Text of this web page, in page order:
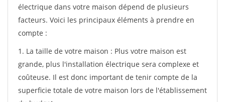
électrique dans votre maison dépend de plusieurs
facteurs. Voici les principaux éléments à prendre en
compte :
1. La taille de votre maison : Plus votre maison est
grande, plus l'installation électrique sera complexe et
coûteuse. Il est donc important de tenir compte de la
superficie totale de votre maison lors de l'établissement